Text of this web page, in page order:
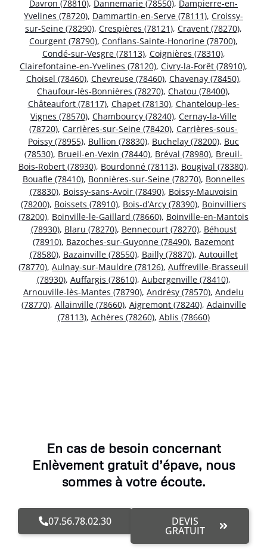
Davron (78810), Dannemarie (78550), Dampierre-en-
Yvelines (78720), Dammartin-en-Serve (78111), Croissy-
sur-Seine (78290), Crespières (78121), Cravent (78270),
Courgent (78790), Conflans-Sainte-Honorine (78700),
Condé-sur-Vesgre (78113), Coignières (78310),
Clairefontaine-en-Yvelines (78120), Civry-la-Forêt (78910),
Choisel (78460), Chevreuse (78460), Chavenay (78450),
Chaufour-lès-Bonnières (78270), Chatou (78400),
Châteaufort (78117), Chapet (78130), Chanteloup-les-
Vignes (78570), Chambourcy (78240), Cernay-la-Ville
(78720), Carrières-sur-Seine (78420), Carrières-sous-
Poissy (78955), Bullion (78830), Buchelay (78200), Buc
(78530), Brueil-en-Vexin (78440), Bréval (78980), Breuil-
Bois-Robert (78930), Bourdonné (78113), Bougival (78380),
Bouafle (78410), Bonnières-sur-Seine (78270), Bonnelles
(78830), Boissy-sans-Avoir (78490), Boissy-Mauvoisin
(78200), Boissets (78910), Bois-d’Arcy (78390), Boinvilliers
(78200), Boinville-le-Gaillard (78660), Boinville-en-Mantois
(78930), Blaru (78270), Bennecourt (78270), Béhoust
(78910), Bazoches-sur-Guyonne (78490), Bazemont
(78580), Bazainville (78550), Bailly (78870), Autouillet
(78770), Aulnay-sur-Mauldre (78126), Auffreville-Brasseuil
(78930), Auffargis (78610), Aubergenville (78410),
Arnouville-lès-Mantes (78790), Andrésy (78570), Andelu
(78770), Allainville (78660), Aigremont (78240), Adainville
(78113), Achères (78260), Ablis (78660)
En cas de besoin concernant
Enlèvement gratuit d’épave, nous
sommes à votre écoute.
07.56.78.02.30 DEVIS
GRATUIT